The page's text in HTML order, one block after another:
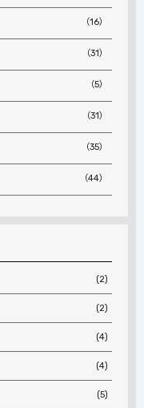
（16）
（31）
（5）
（31）
（35）
（44）
(2)
(2)
(4)
(4)
(5)